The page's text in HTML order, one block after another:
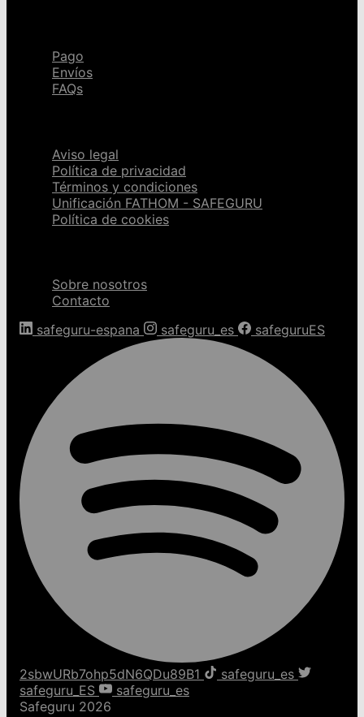
Pago
Envíos
FAQs
Aviso legal
Política de privacidad
Términos y condiciones
Unificación FATHOM - SAFEGURU
Política de cookies
Sobre nosotros
Contacto
safeguru-espana
safeguru_es safeguruES
2sbwURb7ohp5dN6QDu89B1
safeguru_es
safeguru_ES
safeguru_es
Safeguru 2026